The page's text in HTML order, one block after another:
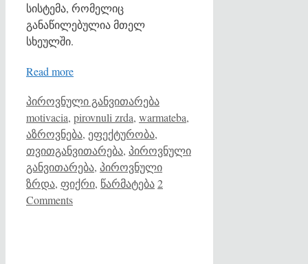
სისტემა, რომელიც
განაწილებულია მთელ
სხეულში.
Read more
Categories
პიროვნული განვითარებაTags
motivacia, pirovnuli zrda, warmateba,
აზროვნება, ეფექტურობა,
თვითგანვითარება, პიროვნული
განვითარება, პიროვნული
ზრდა, ფიქრი, წარმატება2
Comments